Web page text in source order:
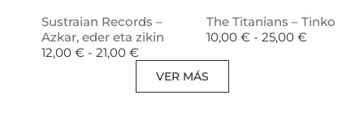
Sustraian Records –
Azkar, eder eta zikin
12,00 € - 21,00 €
The Titanians – Tinko
10,00 € - 25,00 €
VER MÁS